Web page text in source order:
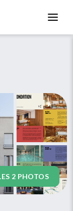
2 PHOTOS